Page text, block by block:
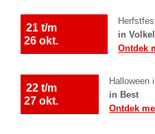
21 t/m
26 okt.
in Volkel
Ontdek
22 t/m
27 okt.
Halloween
in Best
Ontdek